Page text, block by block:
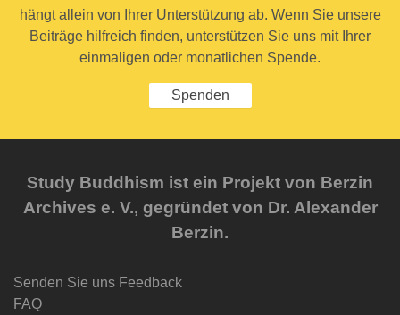
hängt allein von Ihrer Unterstützung ab. Wenn Sie unsere
Beiträge hilfreich finden, unterstützen Sie uns mit Ihrer
einmaligen oder monatlichen Spende.
Spenden
Study Buddhism ist ein Projekt von Berzin
Archives e. V., gegründet von Dr. Alexander
Berzin.
Senden Sie uns Feedback
FAQ